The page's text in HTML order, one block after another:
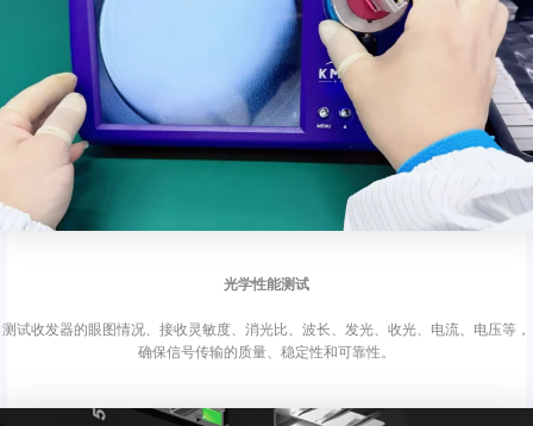
光学性能测试
测试收发器的眼图情况、接收灵敏度、消光比、波长、发光、收光、电流、电压等，
确保信号传输的质量、稳定性和可靠性。